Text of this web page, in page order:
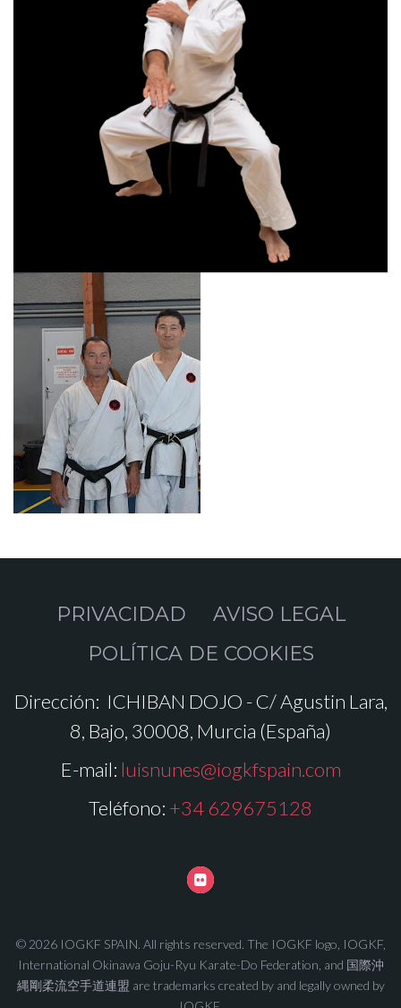
PRIVACIDAD
AVISO LEGAL
POLÍTICA DE COOKIES
Dirección: ICHIBAN DOJO - C/ Agustin Lara,
8, Bajo, 30008, Murcia (España)
E-mail: luisnunes@iogkfspain.com
Teléfono: +34 629675128
© 2026 IOGKF SPAIN. All rights reserved. The IOGKF logo, IOGKF,
International Okinawa Goju-Ryu Karate-Do Federation, and 国際沖
縄剛柔流空手道連盟 are trademarks created by and legally owned by